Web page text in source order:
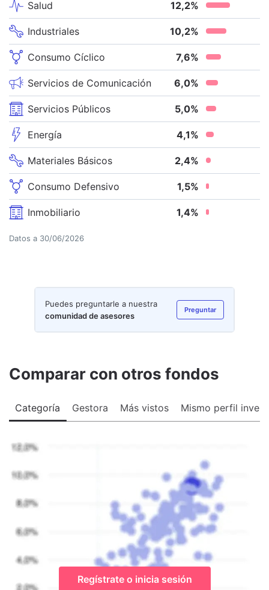
Salud 12,2%
Industriales 10,2%
Consumo Cíclico 7,6%
Servicios de Comunicación 6,0%
Servicios Públicos 5,0%
Energía 4,1%
Materiales Básicos 2,4%
Consumo Defensivo 1,5%
Inmobiliario 1,4%
Datos a 30/06/2026
Puedes preguntarle a nuestra
comunidad de asesores
Preguntar
Comparar con otros fondos
Categoría Gestora Más vistos Mismo perfil
Regístrate o inicia sesión